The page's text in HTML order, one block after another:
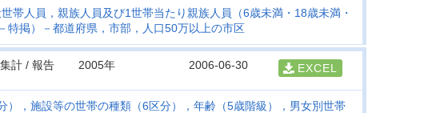
帯人員，親族人員及び1世帯当たり親族人員（6歳未満・18歳未満・
特掲）－都道府県，市部，人口50万以上の市区
計 / 報告
2005年 2006-06-30 EXCEL
），施設等の世帯の種類（6区分），年齢（5歳階級），男女別世帯